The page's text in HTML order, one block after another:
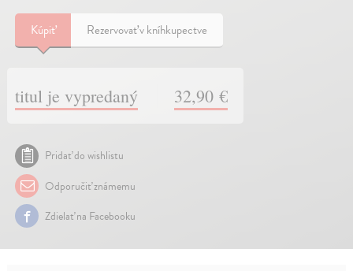
Kúpiť Rezervovať v kníhkupectve
titul je vypredaný 32,90 €
Pridať do wishlistu
Odporučiť známemu
Zdielať na Facebooku